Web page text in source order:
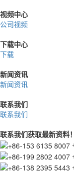
视频中心
公司视频
下载中心
下载
新闻资讯
新闻资讯
联系我们
联系我们
联系我们获取最新资料！